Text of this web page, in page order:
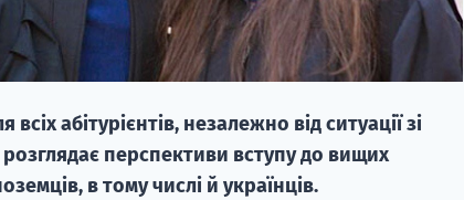
абітурієнтів, незалежно від ситуації зі
перспективи вступу до вищих
в тому числі й українців.